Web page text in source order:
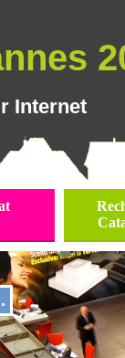
Internet